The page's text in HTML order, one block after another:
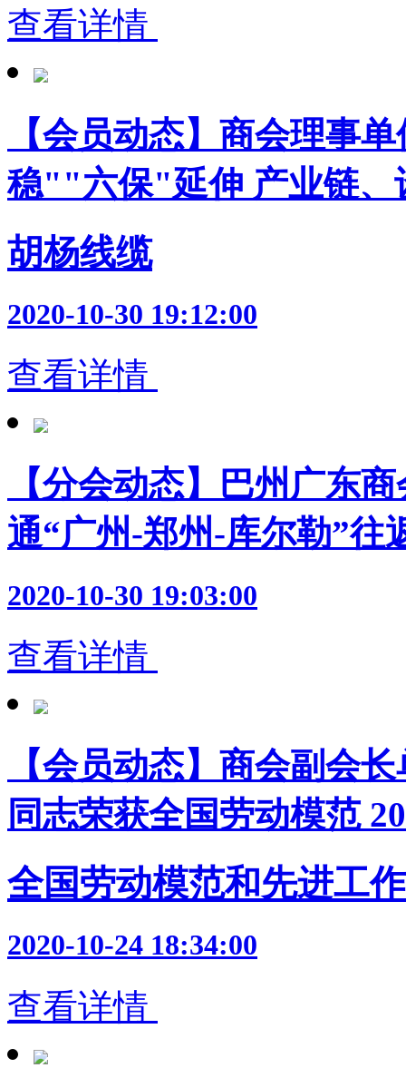
查看详情
【会员动态】商会理事
稳""六保"延伸 产业链、
胡杨线缆
2020-10-30 19:12:00
查看详情
【分会动态】巴州广东
通“广州-郑州-库尔勒”往
2020-10-30 19:03:00
查看详情
【会员动态】商会副会
同志荣获全国劳动模范
全国劳动模范和先进工
2020-10-24 18:34:00
查看详情